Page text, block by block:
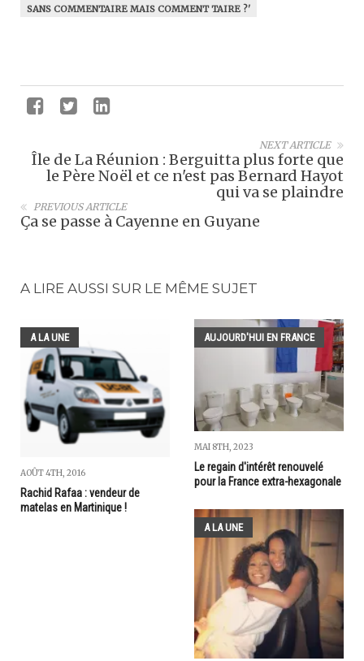
SANS COMMENTAIRE MAIS COMMENT TAIRE ?'
NEXT ARTICLE
Île de La Réunion : Berguitta plus forte que
le Père Noël et ce n'est pas Bernard Hayot
qui va se plaindre
PREVIOUS ARTICLE
Ça se passe à Cayenne en Guyane
A LIRE AUSSI SUR LE MÊME SUJET
A LA UNE
AOÛT 4TH, 2016
Rachid Rafaa : vendeur de
matelas en Martinique !
AUJOURD'HUI EN FRANCE
MAI 8TH, 2023
Le regain d'intérêt renouvelé
pour la France extra-hexagonale
A LA UNE